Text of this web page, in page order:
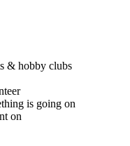
& hobby clubs
is going on
on